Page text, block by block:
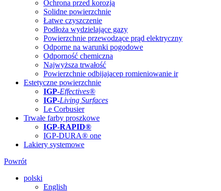
Ochrona przed korozją
Solidne powierzchnie
Łatwe czyszczenie
Podłoża wydzielające gazy
Powierzchnie przewodzące prąd elektryczny
Odporne na warunki pogodowe
Odporność chemiczna
Najwyższa trwałość
Powierzchnie odbijajacep romieniowanie ir
Estetyczne powierzchnie
IGP-Effectives®
IGP-Living Surfaces
Le Corbusier
Trwałe farby proszkowe
IGP-RAPID®
IGP-DURA® one
Lakiery systemowe
Powrót
polski
English